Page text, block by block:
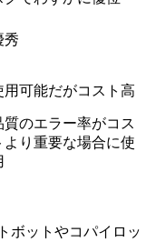
秀
用可能だがコスト高
質のエラー率がコス
より重要な場合に使
ボットやコパイロッ